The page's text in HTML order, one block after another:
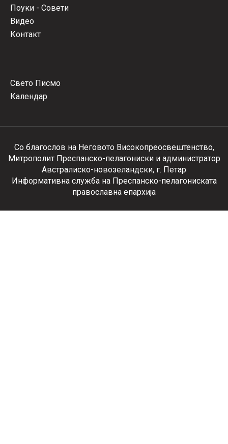
Поуки - Совети
Видео
Контакт
Свето Писмо
Календар
Со благослов на Неговото Високопреосвештенство,
Митрополит Преспанско-пелагониски и администратор
Австралиско-новозеландски, г. Петар
Информативна служба на Преспанско-пелагониската
православна епархија